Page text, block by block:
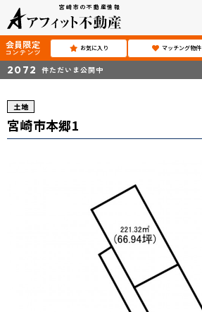
宮崎市の不動産情報
会員限定
コンテンツ お気に入り マッチング物件
2072 件ただいま公開中
土地
宮崎市本郷1